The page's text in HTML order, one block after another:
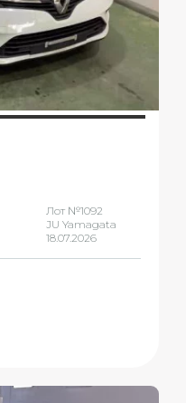
Лот №1092
JU Yamagata
18.07.2026